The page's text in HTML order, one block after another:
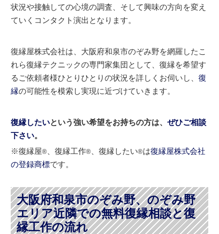
状況や接触しての心境の調査、そして興味の方向を変え
ていくコンタクト演出となります。
復縁屋株式会社は、大阪府和泉市のぞみ野を網羅したこ
れら復縁テクニックの専門家集団として、復縁を希望す
るご依頼者様ひとりひとりの状況を詳しくお伺いし、復
縁の可能性を模索し実現に近づけていきます。
復縁したいという強い希望をお持ちの方は、ぜひご相談
下さい。
※復縁屋® 、復縁工作® 、復縁したい®は復縁屋株式会社
の登録商標です。
大阪府和泉市のぞみ野、のぞみ野
エリア近隣での無料復縁相談と復
縁工作の流れ